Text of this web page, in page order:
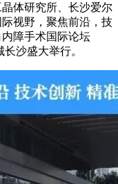
体研究所、长沙爱尔
视野，聚焦前沿，技
障手术国际论坛
沙盛大举行。